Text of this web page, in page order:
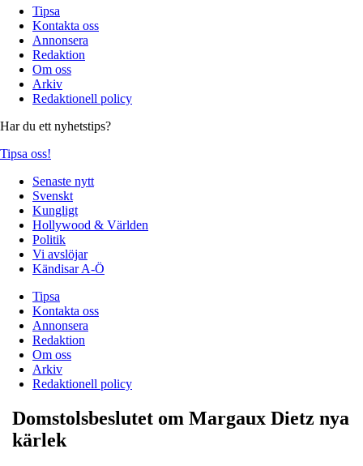
Tipsa
Kontakta oss
Annonsera
Redaktion
Om oss
Arkiv
Redaktionell policy
Har du ett nyhetstips?
Tipsa oss!
Senaste nytt
Svenskt
Kungligt
Hollywood & Världen
Politik
Vi avslöjar
Kändisar A-Ö
Tipsa
Kontakta oss
Annonsera
Redaktion
Om oss
Arkiv
Redaktionell policy
Domstolsbeslutet om Margaux Dietz nya
kärlek